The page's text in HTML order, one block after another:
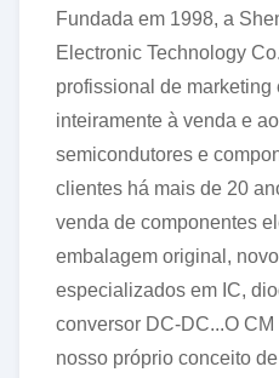
Fundada em 1998, a
Electronic Technology
profissional de
inteiramente à venda e
semicondutores e
clientes há mais de 20
venda de componentes
embalagem original,
especializados em IC,
conversor DC-DC...O
nosso próprio conceito